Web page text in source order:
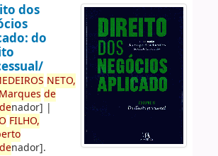
dos
do
DEIROS NETO,
Marques de
nador] |
FILHO,
nador].